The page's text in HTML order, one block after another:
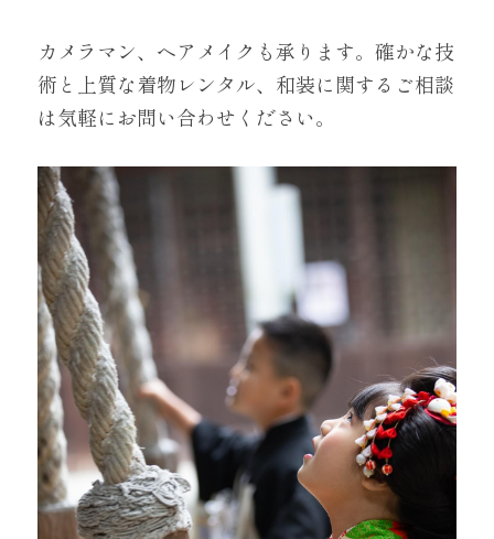
カメラマン、ヘアメイクも承ります。確かな技
術と上質な着物レンタル、和装に関するご相談
は気軽にお問い合わせください。